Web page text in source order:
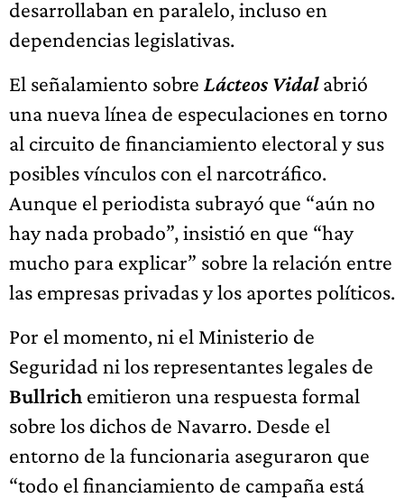
desarrollaban en paralelo, incluso en
dependencias legislativas.
El señalamiento sobre Lácteos Vidalabrió
una nueva línea de especulaciones en torno
al circuito de financiamiento electoral y sus
posibles vínculos con el narcotráfico.
Aunque el periodista subrayó que “aún no
hay nada probado”, insistió en que “hay
mucho para explicar” sobre la relación entre
las empresas privadas y los aportes políticos.
Por el momento, ni el Ministerio de
Seguridad ni los representantes legales de
Bullrich emitieron una respuesta formal
sobre los dichos de Navarro. Desde el
entorno de la funcionaria aseguraron que
“todo el financiamiento de campaña está